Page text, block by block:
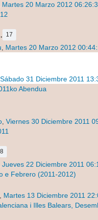
Martes 20 Marzo 2012
17
Martes 20 Marzo 2012
Sábado 31 Diciembre 2011
Abendua
, Viernes 30 Diciembre 2011
8
Jueves 22 Diciembre 2011
e Febrero (2011-2012)
, Martes 13 Diciembre 2011
i Illes Balears,